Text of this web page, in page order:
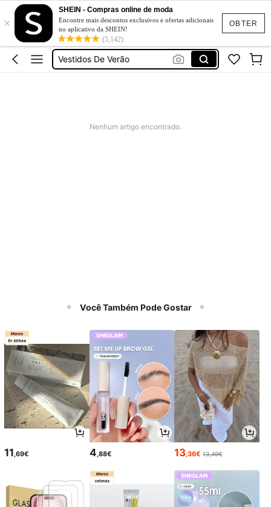
OBTER
×
SHEIN - Compras online de moda
Encontre mais descontos exclusivos e ofertas adicionais
no aplicativo da SHEIN!
(5,142)
Fato De Banho Mulher
Elitara
Vestidos De Verão
Vestidos De Cerimonia
Nenhum artigo encontrado.
Você Também Pode Gostar
11 ,69€ 4 ,88€ 13 ,36€ 13,49€